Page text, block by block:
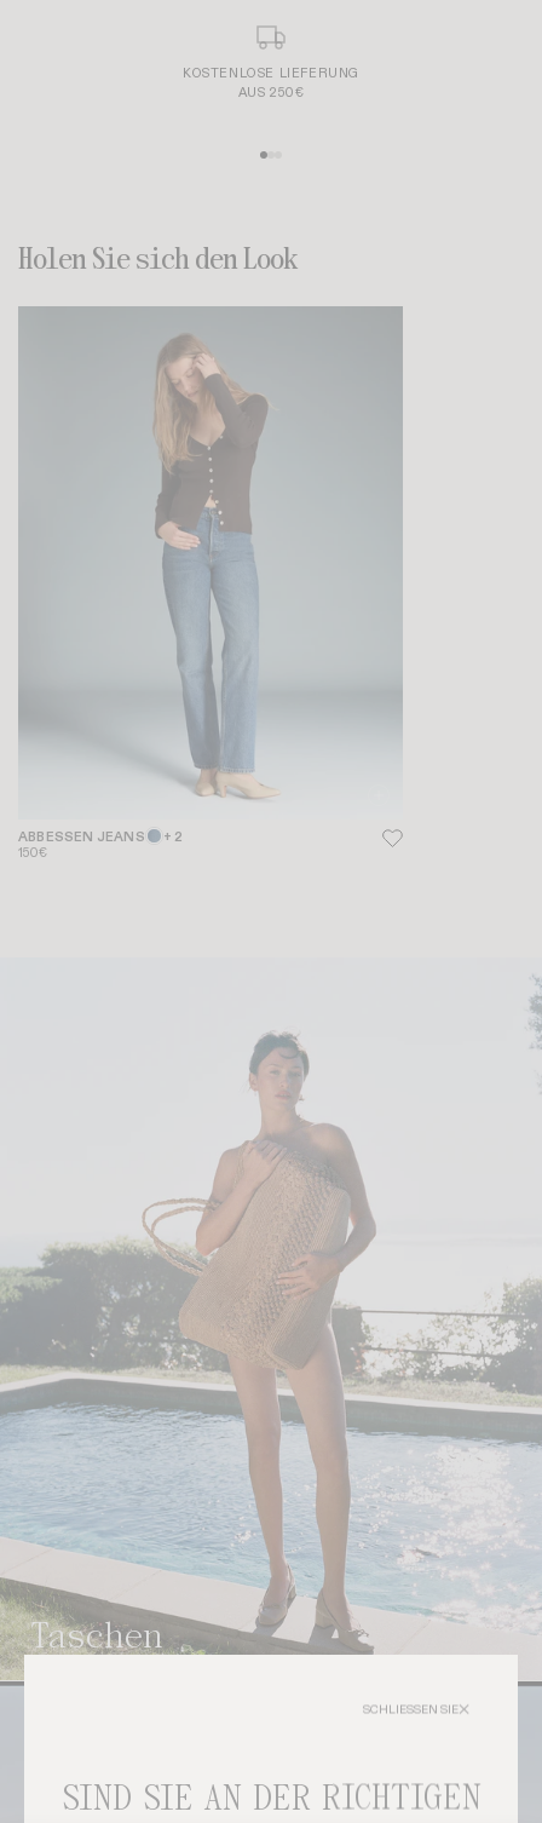
SCHLIESSEN SIE
SIND SIE AN DER RICHTIGEN
SICHERE UND EINFACHE BEZAHLUNG
Holen Sie sich den Look
ABBESSEN JEANS + 2
150€
Taschen